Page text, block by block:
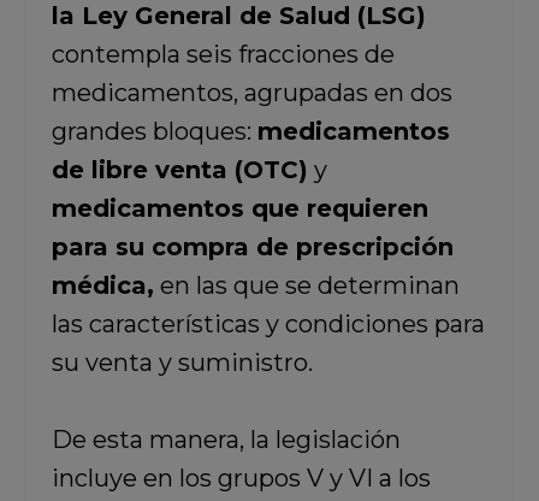
la Ley General de Salud (LSG)
contempla seis fracciones de
medicamentos, agrupadas en dos
grandes bloques: medicamentos
de libre venta (OTC) y
medicamentos que requieren
para su compra de prescripción
médica, en las que se determinan
las características y condiciones para
su venta y suministro.
De esta manera, la legislación
incluye en los grupos V y VI a los